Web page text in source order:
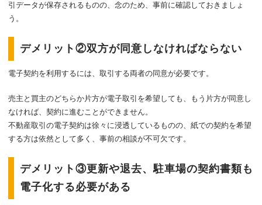
引データが保存されるものの、念のため、事前に確認しておきましょ
う。
デメリット②双方が同意しなければならない
電子契約を利用するには、取引する両者の同意が必要です。
売主と買主のどちらか片方が電子取引を希望しても、もう片方が同意し
なければ、契約に進むことができません。
不動産取引の電子契約は徐々に浸透しているものの、紙での契約を希望
する方は依然として多く、事前の相談が不可欠です。
デメリット③更新や退去、駐車場の契約書類も
電子化する必要がある